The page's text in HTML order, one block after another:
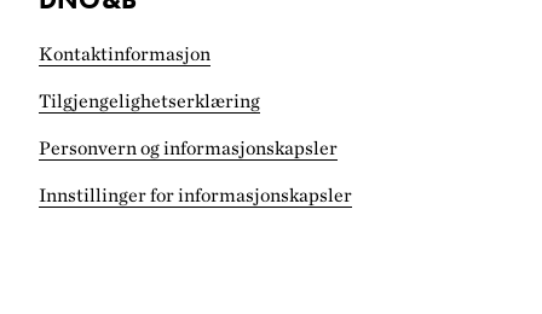
Kontaktinformasjon
Tilgjengelighets­erklæring
Personvern og informasjonskapsler
Innstillinger for informasjonskapsler